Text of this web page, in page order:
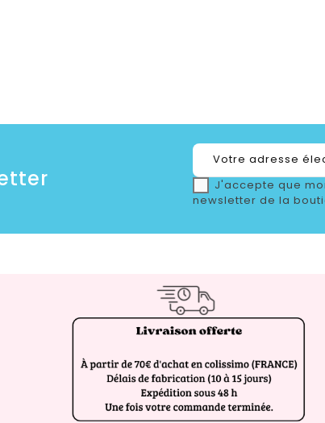
J'accepte que
newsletter de la